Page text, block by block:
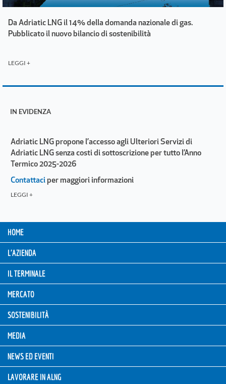
Da Adriatic LNG il 14% della domanda nazionale di gas.
Pubblicato il nuovo bilancio di sostenibilità
LEGGI +
IN EVIDENZA
Adriatic LNG propone l’accesso agli Ulteriori Servizi di
Adriatic LNG senza costi di sottoscrizione per tutto l’Anno
Termico 2025-2026
Contattaci per maggiori informazioni
LEGGI +
HOME
L'AZIENDA
IL TERMINALE
MERCATO
SOSTENIBILITÀ
MEDIA
NEWS ED EVENTI
LAVORARE IN ALNG